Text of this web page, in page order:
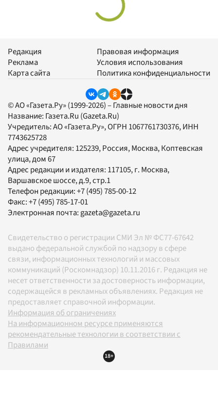
Редакция
Реклама
Карта сайта
Правовая информация
Условия использования
Политика конфиденциальности
© АО «Газета.Ру» (1999-2026) – Главные новости дня
Название: Газета.Ru (Gazeta.Ru)
Учредитель:АО «Газета.Ру», ОГРН 1067761730376, ИНН
7743625728
Адрес учредителя: 125239, Россия, Москва, Коптевская
улица, дом 67
Адрес редакции и издателя: 117105, г. Москва,
Варшавское шоссе, д.9, стр.1
Телефон редакции:+7 (495) 785-00-12
Факс:+7 (495) 785-17-01
Электронная почта:gazeta@gazeta.ru
Свидетельство о регистрации СМИ Эл № ФС77-67642
выдано федеральной службой по надзору в сфере
связи, информационных технологий и массовых
коммуникаций (Роскомнадзор) 10.11.2016 г. Редакция не
несет ответственности за достоверность информации,
содержащейся в рекламных объявлениях. Редакция не
предоставляет справочной информации.
Информация об ограничениях
На информационном ресурсе применяются
рекомендательные технологии в соответствии с
Правилами
18+